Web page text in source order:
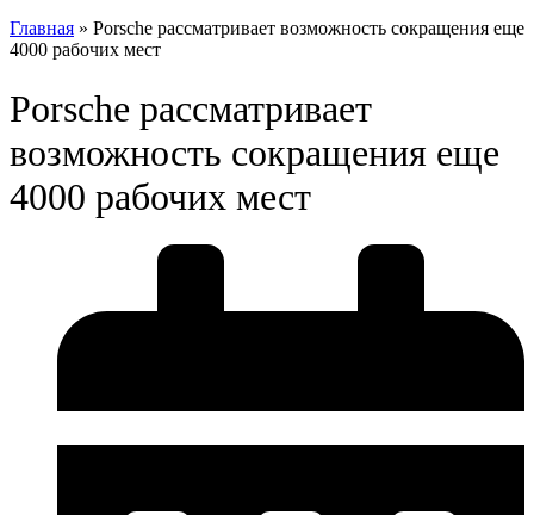
Главная » Porsche рассматривает возможность сокращения еще
4000 рабочих мест
Porsche рассматривает
возможность сокращения еще
4000 рабочих мест